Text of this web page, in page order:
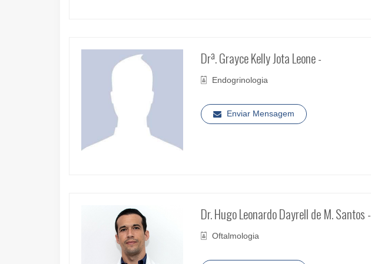
Drª. Grayce Kelly Jota Leone -
Endogrinologia
Enviar Mensagem
Dr. Hugo Leonardo Dayrell de M. Santos -
Oftalmologia